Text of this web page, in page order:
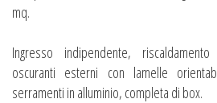
mq.
Ingresso indipendente,
oscuranti esterni con lamelle
serramenti in alluminio, completa di box.